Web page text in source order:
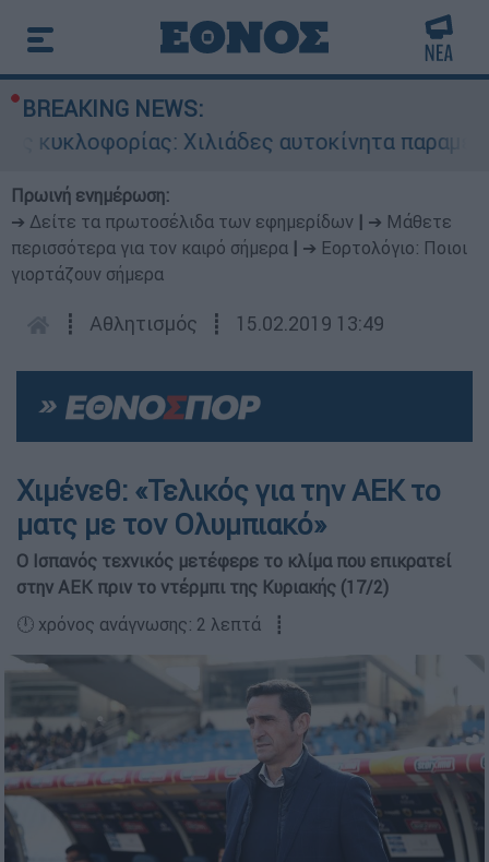
BREAKING NEWS:
Χιλιάδες αυτοκίνητα
Πρωινή ενημέρωση:
➔ Δείτε τα πρωτοσέλιδα των εφημερίδων
➔ Μάθετε
περισσότερα για τον καιρό σήμερα
➔ Εορτολόγιο: Ποιοι
γιορτάζουν σήμερα
┋ Αθλητισμός ┋ 15.02.2019 13:49
Χιμένεθ: «Τελικός για την ΑΕΚ το
ματς με τον Ολυμπιακό»
Ο Ισπανός τεχνικός μετέφερε το κλίμα που επικρατεί
στην ΑΕΚ πριν το ντέρμπι της Κυριακής (17/2)
🕛 χρόνος ανάγνωσης: 2 λεπτά ┋